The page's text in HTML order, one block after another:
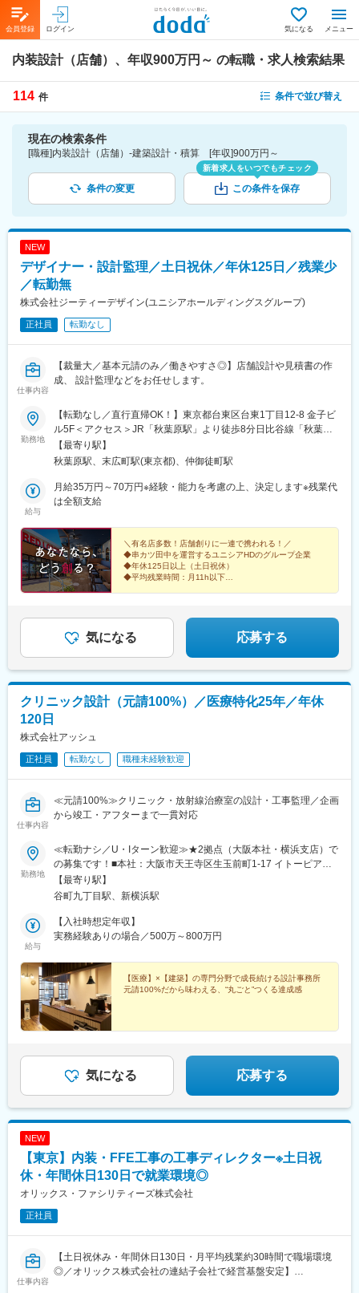
会員登録 ログイン 気になる メニュー
内装設計（店舗）、年収900万円～ の転職・求人検索結果
114 件 条件で並び替え
現在の検索条件
[職種]内装設計（店舗）-建築設計・積算 [年収]900万円～
条件の変更
新着求人をいつでもチェック
この条件を保存
NEW
デザイナー・設計監理／土日祝休／年休125日／残業少
／転勤無
株式会社ジーティーデザイン(ユニシアホールディングスグループ)
正社員 転勤なし
仕事内容
【裁量大／基本元請のみ／働きやすさ◎】店舗設計や見積書の作
成、 設計監理などをお任せします。
勤務地
【転勤なし／直行直帰OK！】東京都台東区台東1丁目12-8 金子ビ
ル5F＜アクセス＞JR「秋葉原駅」より徒歩8分日比谷線「秋葉原
駅」より徒歩6分※U・Iターン歓迎※受動喫煙対策：あり
【最寄り駅】
秋葉原駅、末広町駅(東京都)、仲御徒町駅
給与
月給35万円～70万円※経験・能力を考慮の上、決定します※残業代
は全額支給
＼有名店多数！店舗創りに一連で携われる！／
◆串カツ田中を運営するユニシアHDのグループ企業
◆年休125日以上（土日祝休）
◆平均残業時間：月11h以下
気になる 応募する
クリニック設計（元請100%）／医療特化25年／年休
120日
株式会社アッシュ
正社員 転勤なし 職種未経験歓迎
仕事内容
≪元請100%≫クリニック・放射線治療室の設計・工事監理／企画
から竣工・アフターまで一貫対応
勤務地
≪転勤ナシ／U・Iターン歓迎≫★2拠点（大阪本社・横浜支店）で
の募集です！■本社：大阪市天王寺区生玉前町1-17 イトーピア谷
町ビル 7階・各線『谷町九丁目駅』より徒歩1分・近鉄『大阪上本
町駅』より徒歩5分■横浜支店：神奈川県横浜市港北区新横浜2-3-
【最寄り駅】
谷町九丁目駅、新横浜駅
給与
【入社時想定年収】
実務経験ありの場合／500万～800万円
【医療】×【建築】の専門分野で成長続ける設計事務所
元請100%だから味わえる、“丸ごと”つくる達成感
気になる 応募する
NEW
【東京】内装・FFE工事の工事ディレクター※土日祝
休・年間休日130日で就業環境◎
オリックス・ファシリティーズ株式会社
正社員
仕事内容
【土日祝休み・年間休日130日・月平均残業約30時間で職場環境
◎／オリックス株式会社の連結子会社で経営基盤安定】